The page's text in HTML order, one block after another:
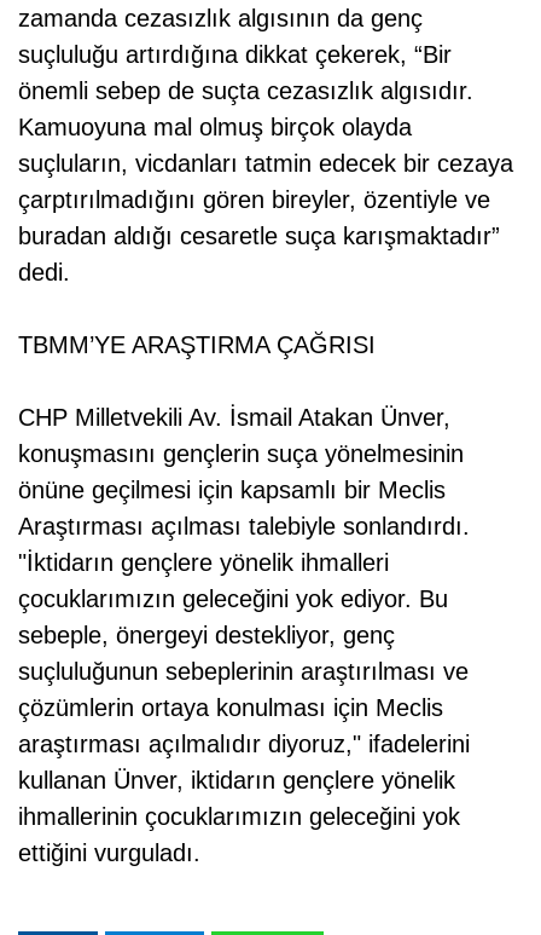
zamanda cezasızlık algısının da genç
suçluluğu artırdığına dikkat çekerek, “Bir
önemli sebep de suçta cezasızlık algısıdır.
Kamuoyuna mal olmuş birçok olayda
suçluların, vicdanları tatmin edecek bir cezaya
çarptırılmadığını gören bireyler, özentiyle ve
buradan aldığı cesaretle suça karışmaktadır”
dedi.
TBMM’YE ARAŞTIRMA ÇAĞRISI
CHP Milletvekili Av. İsmail Atakan Ünver,
konuşmasını gençlerin suça yönelmesinin
önüne geçilmesi için kapsamlı bir Meclis
Araştırması açılması talebiyle sonlandırdı.
"İktidarın gençlere yönelik ihmalleri
çocuklarımızın geleceğini yok ediyor. Bu
sebeple, önergeyi destekliyor, genç
suçluluğunun sebeplerinin araştırılması ve
çözümlerin ortaya konulması için Meclis
araştırması açılmalıdır diyoruz," ifadelerini
kullanan Ünver, iktidarın gençlere yönelik
ihmallerinin çocuklarımızın geleceğini yok
ettiğini vurguladı.